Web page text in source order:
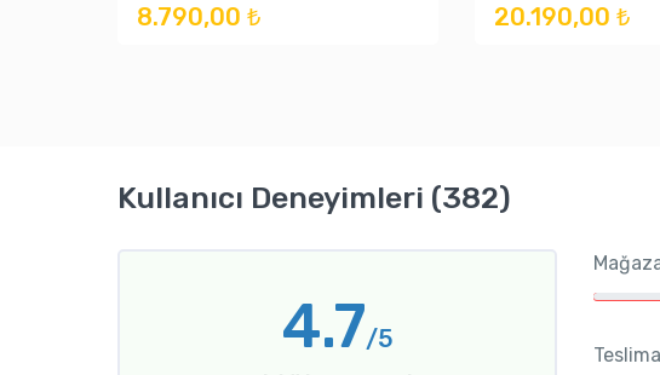
8.790,00 ₺ 20.190,00 ₺
Kullanıcı Deneyimleri (382)
4.7/5